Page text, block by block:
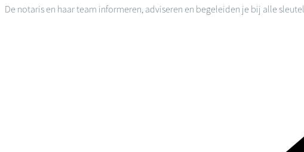
De notaris en haar team informeren, adviseren en begeleiden je bij alle